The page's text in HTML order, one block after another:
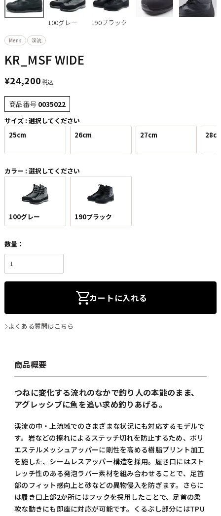
100グレー 190ブラック
Mens 渓流
KR_MSF WIDE
¥24,200税込
商品番号 0035022
サイズ 選択してください
25cm
26cm 27cm
カラー 選択してください
100グレー 190ブラック
カートに入れる
よくある質問はこちら
商品概要
つねに変化する流れのなかで釣り人の本能のまま、
アグレッシブに魚を追い求め釣りあげる。
渓流の中・上流域でのさまざまな状況にも対応するモデルで
す。岩などの擦れによるステッチ切れを防止するため、ポリ
エステルメッシュアッパーに剛性を高める樹脂プリント加工
を施した、シームレスアッパー構造を採用。履き口にはスト
レッチ性のある発泡ラバー素材を組み合わせることで、足首
部のフィット感向上と砂などの異物侵入を防ぎます。さらに
は履き口上部2か所にはフックを採用したことで、足首の柔
軟な動きにも即座に対応が可能です。くるぶし部分にはTPU